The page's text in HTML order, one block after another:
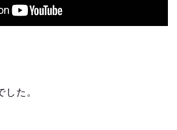
した。